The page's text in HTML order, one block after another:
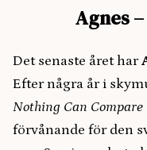
Agnes –
Det senaste året har
Efter några år i
Nothing Can Compare
förvånande för den